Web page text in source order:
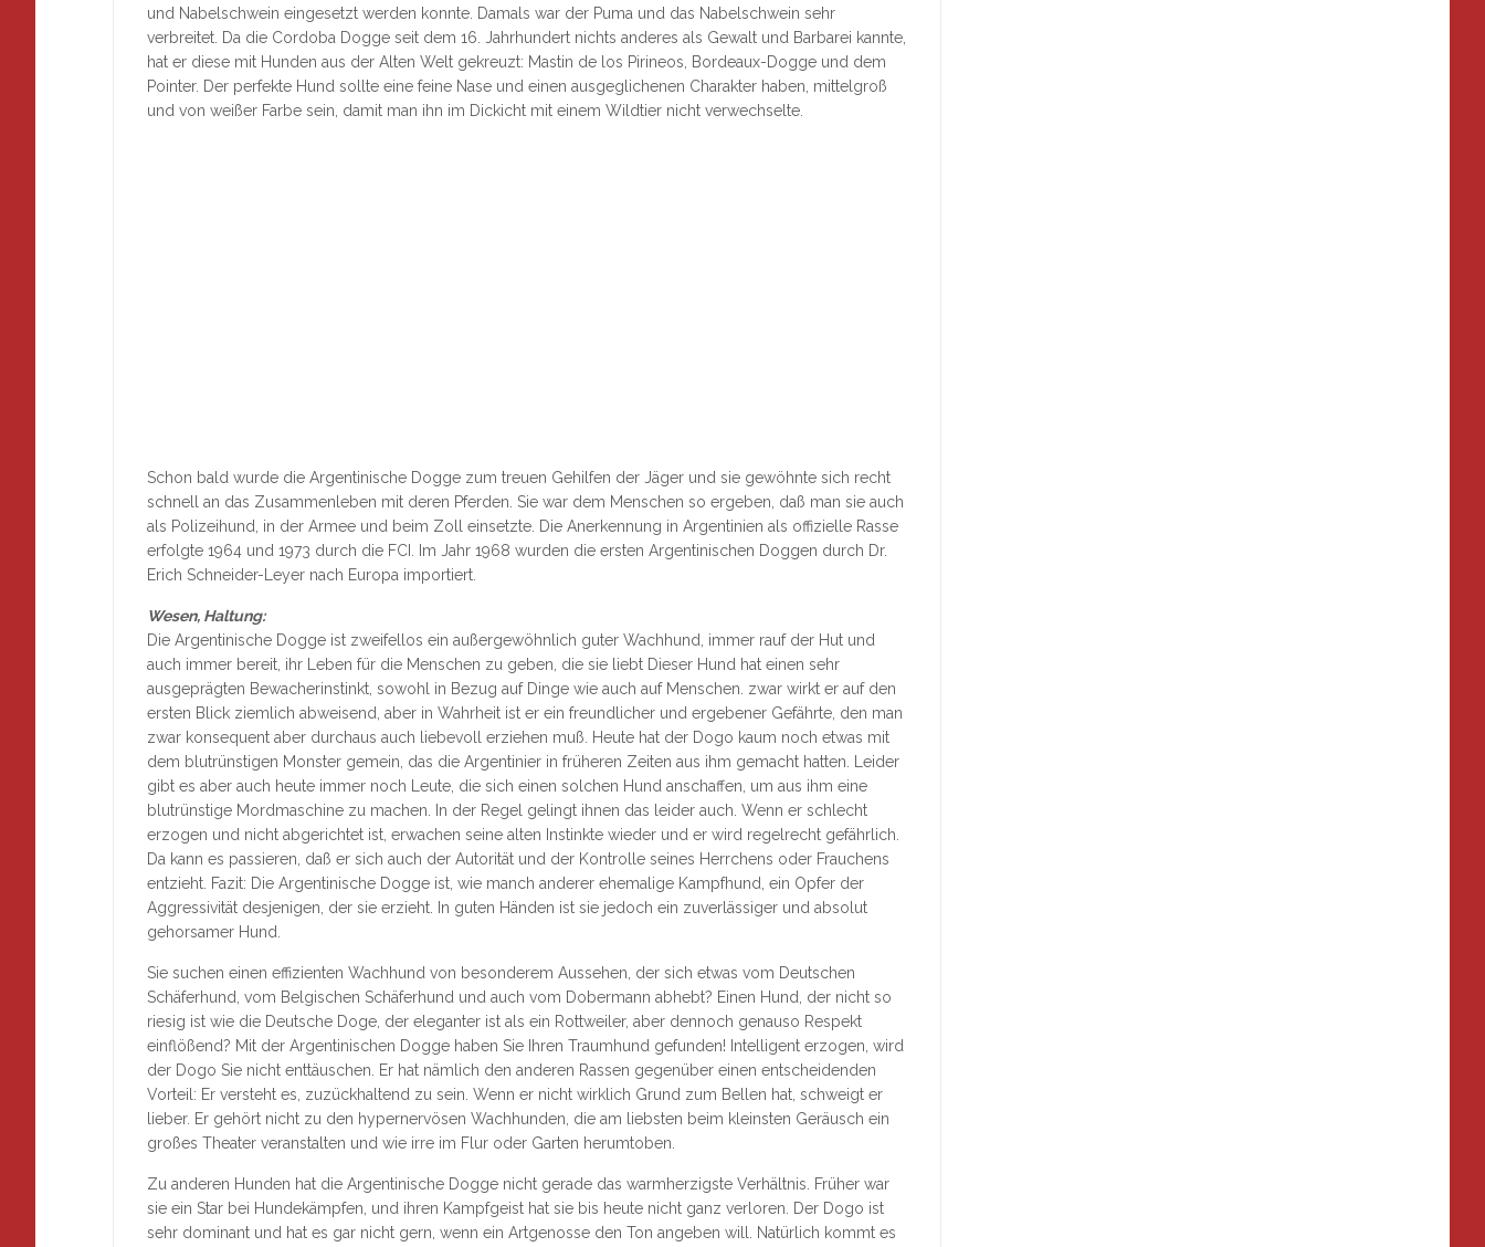
und Nabelschwein eingesetzt werden konnte. Damals war der Puma und das Nabelschwein sehr
verbreitet. Da die Cordoba Dogge seit dem 16. Jahrhundert nichts anderes als Gewalt und Barbarei kannte,
hat er diese mit Hunden aus der Alten Welt gekreuzt: Mastin de los Pirineos, Bordeaux-Dogge und dem
Pointer. Der perfekte Hund sollte eine feine Nase und einen ausgeglichenen Charakter haben, mittelgroß
und von weißer Farbe sein, damit man ihn im Dickicht mit einem Wildtier nicht verwechselte.
Schon bald wurde die Argentinische Dogge zum treuen Gehilfen der Jäger und sie gewöhnte sich recht
schnell an das Zusammenleben mit deren Pferden. Sie war dem Menschen so ergeben, daß man sie auch
als Polizeihund, in der Armee und beim Zoll einsetzte. Die Anerkennung in Argentinien als offizielle Rasse
erfolgte 1964 und 1973 durch die FCI. Im Jahr 1968 wurden die ersten Argentinischen Doggen durch Dr.
Erich Schneider-Leyer nach Europa importiert.
Wesen, Haltung:
Die Argentinische Dogge ist zweifellos ein außergewöhnlich guter Wachhund, immer rauf der Hut und
auch immer bereit, ihr Leben für die Menschen zu geben, die sie liebt Dieser Hund hat einen sehr
ausgeprägten Bewacherinstinkt, sowohl in Bezug auf Dinge wie auch auf Menschen. zwar wirkt er auf den
ersten Blick ziemlich abweisend, aber in Wahrheit ist er ein freundlicher und ergebener Gefährte, den man
zwar konsequent aber durchaus auch liebevoll erziehen muß. Heute hat der Dogo kaum noch etwas mit
dem blutrünstigen Monster gemein, das die Argentinier in früheren Zeiten aus ihm gemacht hatten. Leider
gibt es aber auch heute immer noch Leute, die sich einen solchen Hund anschaffen, um aus ihm eine
blutrünstige Mordmaschine zu machen. In der Regel gelingt ihnen das leider auch. Wenn er schlecht
erzogen und nicht abgerichtet ist, erwachen seine alten Instinkte wieder und er wird regelrecht gefährlich.
Da kann es passieren, daß er sich auch der Autorität und der Kontrolle seines Herrchens oder Frauchens
entzieht. Fazit: Die Argentinische Dogge ist, wie manch anderer ehemalige Kampfhund, ein Opfer der
Aggressivität desjenigen, der sie erzieht. In guten Händen ist sie jedoch ein zuverlässiger und absolut
gehorsamer Hund.
Sie suchen einen effizienten Wachhund von besonderem Aussehen, der sich etwas vom Deutschen
Schäferhund, vom Belgischen Schäferhund und auch vom Dobermann abhebt? Einen Hund, der nicht so
riesig ist wie die Deutsche Doge, der eleganter ist als ein Rottweiler, aber dennoch genauso Respekt
einflößend? Mit der Argentinischen Dogge haben Sie Ihren Traumhund gefunden! Intelligent erzogen, wird
der Dogo Sie nicht enttäuschen. Er hat nämlich den anderen Rassen gegenüber einen entscheidenden
Vorteil: Er versteht es, zuzückhaltend zu sein. Wenn er nicht wirklich Grund zum Bellen hat, schweigt er
lieber. Er gehört nicht zu den hypernervösen Wachhunden, die am liebsten beim kleinsten Geräusch ein
großes Theater veranstalten und wie irre im Flur oder Garten herumtoben.
Zu anderen Hunden hat die Argentinische Dogge nicht gerade das warmherzigste Verhältnis. Früher war
sie ein Star bei Hundekämpfen, und ihren Kampfgeist hat sie bis heute nicht ganz verloren. Der Dogo ist
sehr dominant und hat es gar nicht gern, wenn ein Artgenosse den Ton angeben will. Natürlich kommt es